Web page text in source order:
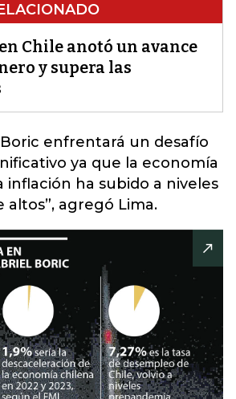
Chile anotó un avance
y supera las
enfrentará un desafío
ya que la economía
inflación ha subido a niveles
agregó Lima.